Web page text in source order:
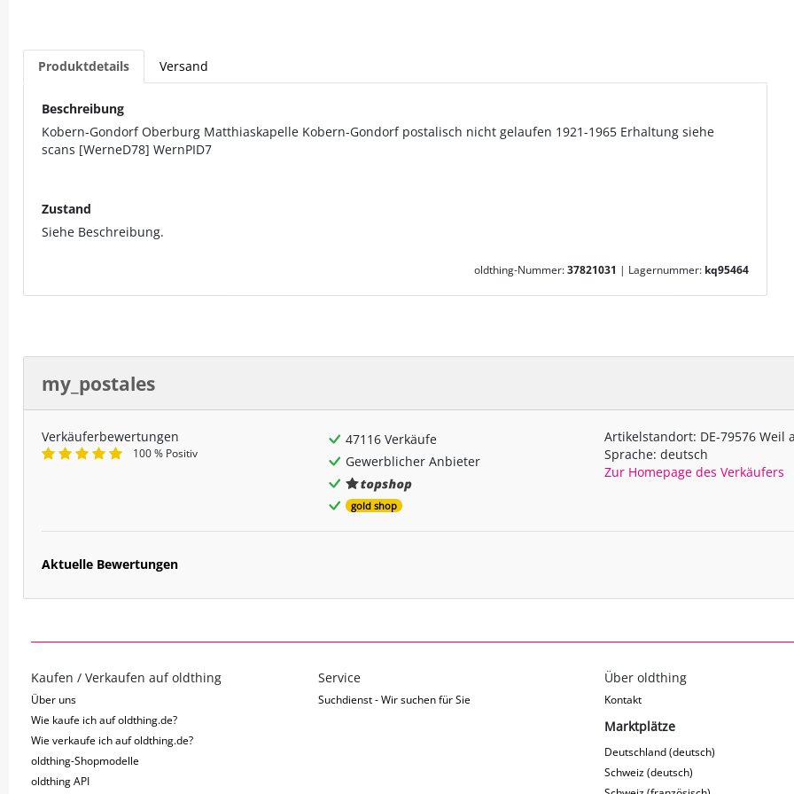
Produktdetails Versand
Beschreibung
Kobern-Gondorf Oberburg Matthiaskapelle Kobern-Gondorf postalisch nicht gelaufen 1921-1965 Erhaltung siehe
scans [WerneD78] WernPID7
Zustand
Siehe Beschreibung.
oldthing-Nummer:37821031 | Lagernummer: kq95464
my_postales
Verkäuferbewertungen
100 % Positiv
47116 Verkäufe
Gewerblicher Anbieter
gold shop
Artikelstandort: DE-79576 Weil
Sprache: deutsch
Zur Homepage des Verkäufers
Aktuelle Bewertungen
Kaufen / Verkaufen auf oldthing
Über uns
Wie kaufe ich auf oldthing.de?
Wie verkaufe ich auf oldthing.de?
oldthing-Shopmodelle
oldthing API
Service
Suchdienst - Wir suchen für Sie
Über oldthing
Kontakt
Marktplätze
Deutschland (deutsch)
Schweiz (deutsch)